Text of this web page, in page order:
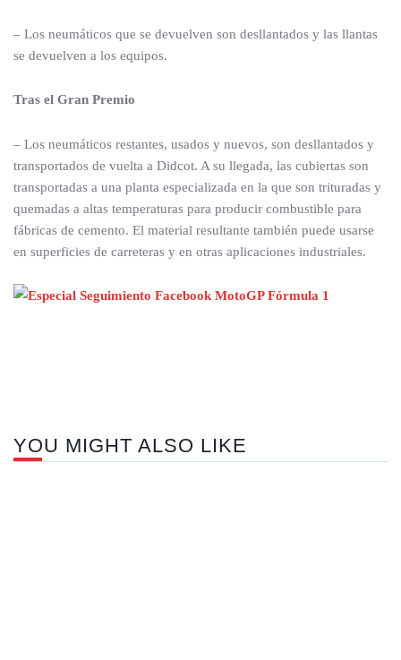
– Los neumáticos que se devuelven son desllantados y las llantas
se devuelven a los equipos.
Tras el Gran Premio
– Los neumáticos restantes, usados y nuevos, son desllantados y
transportados de vuelta a Didcot. A su llegada, las cubiertas son
transportadas a una planta especializada en la que son trituradas y
quemadas a altas temperaturas para producir combustible para
fábricas de cemento. El material resultante también puede usarse
en superficies de carreteras y en otras aplicaciones industriales.
YOU MIGHT ALSO LIKE